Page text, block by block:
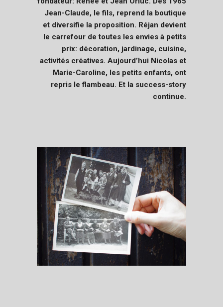
Jean-Claude, le fils, reprend la boutique
et diversifie la proposition. Réjan devient
le carrefour de toutes les envies à petits
prix: décoration, jardinage, cuisine,
activités créatives. Aujourd’hui Nicolas et
Marie-Caroline, les petits enfants, ont
repris le flambeau. Et la success-story
continue.